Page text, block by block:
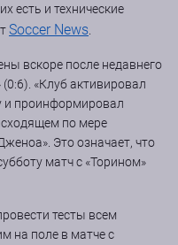
есть и технические
Soccer News
вскоре после недавнего
«Клуб активировал
и проинформировал
по мере
Это означает, что
матч с «Торином»
тесты всем
на поле в матче с